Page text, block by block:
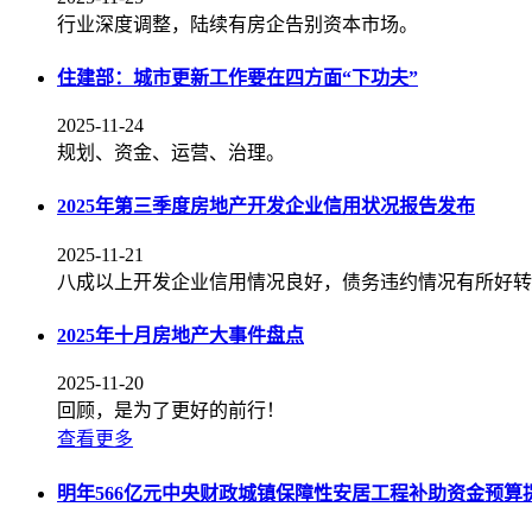
行业深度调整，陆续有房企告别资本市场。
住建部：城市更新工作要在四方面“下功夫”
2025-11-24
规划、资金、运营、治理。
2025年第三季度房地产开发企业信用状况报告发布
2025-11-21
八成以上开发企业信用情况良好，债务违约情况有所好转
2025年十月房地产大事件盘点
2025-11-20
回顾，是为了更好的前行！
查看更多
明年566亿元中央财政城镇保障性安居工程补助资金预算